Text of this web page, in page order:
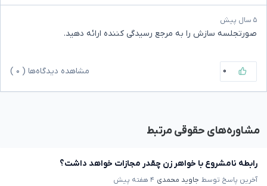
۵ سال پیش
صورتجلسه سازش را به مرجع رسیدگی کننده ارائه دهید.
۰ مشاهده دیدگاه‌ها ( ۰
مشاوره‌های حقوقی مرتبط
رابطه نامشروع با خواهر زن چقدر مجازات خواهد داشت؟
آخرین پاسخ توسط جاوید محمدی ۴ هفته پیش